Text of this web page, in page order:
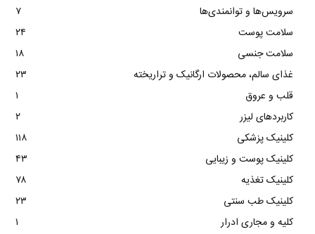
سرویس‌ها و توانمندی‌ها
۷
سلامت پوست
۲۴
سلامت جنسی
۱۸
غذای سالم، محصولات ارگانیک و تراریخته
۲۳
قلب و عروق
۱
کاربردهای لیزر
۲
کلینیک پزشکی
۱۱۸
کلینیک پوست و زیبایی
۴۳
کلینیک تغذیه
۷۸
کلینیک طب سنتی
۲۳
کلیه و مجاری ادرار
۱